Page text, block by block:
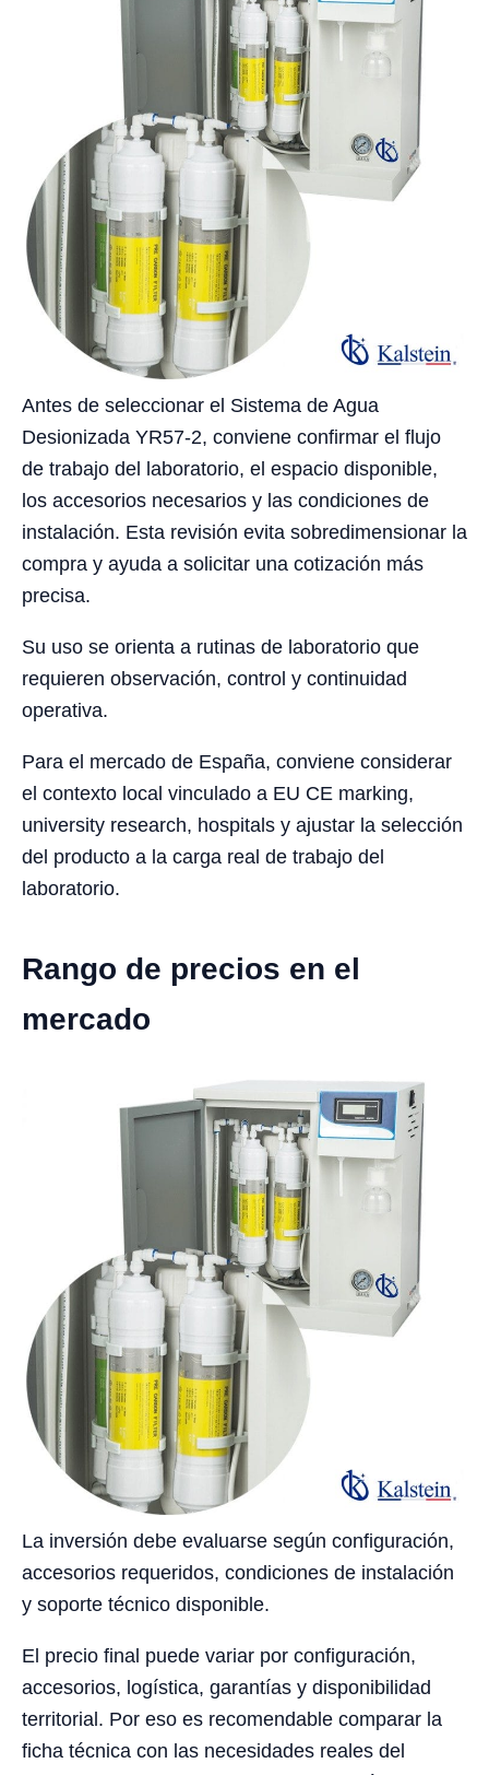
Antes de seleccionar el Sistema de Agua
Desionizada YR57-2, conviene confirmar el flujo
de trabajo del laboratorio, el espacio disponible,
los accesorios necesarios y las condiciones de
instalación. Esta revisión evita sobredimensionar la
compra y ayuda a solicitar una cotización más
precisa.
Su uso se orienta a rutinas de laboratorio que
requieren observación, control y continuidad
operativa.
Para el mercado de España, conviene considerar
el contexto local vinculado a EU CE marking,
university research, hospitals y ajustar la selección
del producto a la carga real de trabajo del
laboratorio.
Rango de precios en el
mercado
La inversión debe evaluarse según configuración,
accesorios requeridos, condiciones de instalación
y soporte técnico disponible.
El precio final puede variar por configuración,
accesorios, logística, garantías y disponibilidad
territorial. Por eso es recomendable comparar la
ficha técnica con las necesidades reales del